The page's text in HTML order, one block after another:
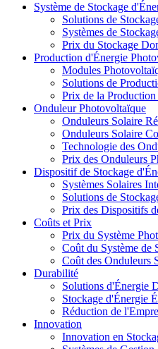
Système de Stockage
Solutions de
Systèmes de
Prix du Stockage
Production d'Énergie
Modules
Solutions de
Prix de la Production
Onduleur Photovoltaïque
Onduleurs Solaire
Onduleurs Solaire
Technologie des
Prix des Onduleurs
Dispositif de Stockage
Systèmes Solaires
Solutions de
Prix des Dispositifs
Coûts et Prix
Prix du Système
Coût du Système de
Coût des Onduleurs
Durabilité
Solutions d'Énergie
Stockage d'Énergie
Réduction de
Innovation
Innovation en